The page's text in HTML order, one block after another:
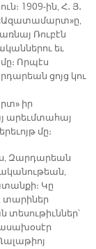
1909-ին, Հ․ Յ․
«Ազատամարտ»ը,
Ռուբէն
եւ
Որպէս
ցոյց կու
իր
արեւմտահայ
մը։
Զարդարեան
Կը
տարիներ